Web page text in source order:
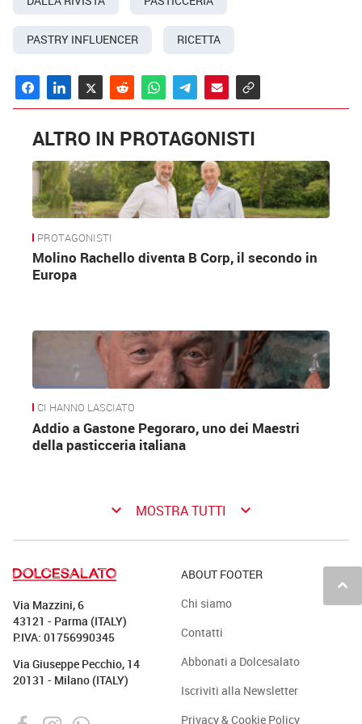
tecniche diverse, decorazioni possibili ma
possibile creare all’infinito”.
Formatori online
Con i suoi 147 mila follower che la seguono su
PASTRY INFLUENCER RICETTA
ALTRO IN PROTAGONISTI
PROTAGONISTI
Molino Rachello diventa B Corp, il secondo in
Europa
CI HANNO LASCIATO
Addio a Gastone Pegoraro, uno dei Maestri
della pasticceria italiana
keyboard_arrow_down MOSTRA TUTTI keyboard_arrow_down
keyboard_arrow_up
Via Mazzini, 6
43121 - Parma (ITALY)
P.IVA: 01756990345
Via Giuseppe Pecchio, 14
20131 - Milano (ITALY)
ABOUT FOOTER
Chi siamo
Contatti
Abbonati a Dolcesalato
Iscriviti alla Newsletter
Privacy & Cookie Policy